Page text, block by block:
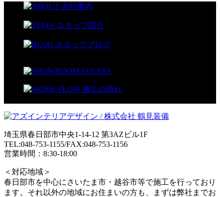
埼玉県春日部市中央1-14-12 第3AZビル1F
TEL:048-753-1155/FAX:048-753-1156
営業時間：8:30-18:00
＜対応地域＞
春日部市を中心にさいたま市・越谷市等で施工を行っており
ます。それ以外の地域にお住まいの方も、まずは弊社までお